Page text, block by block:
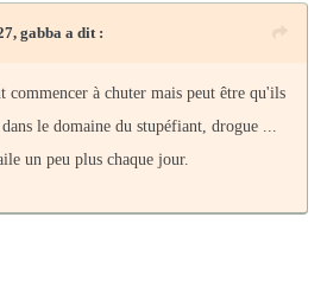
gabba a dit :
commencer à chuter mais peut être qu'ils
le domaine du stupéfiant, drogue ...
un peu plus chaque jour.